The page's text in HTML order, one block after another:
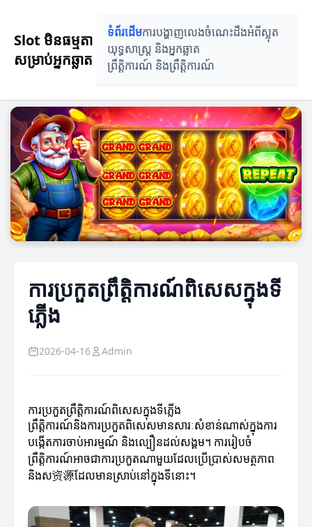
Slot មិនធម្មតា
សម្រាប់អ្នកឆ្លាត
ទំព័រដើមការបង្ហាញលេងចំណេះដឹងអំពីស្លុត
យុទ្ធសាស្ត្រ និងអ្នកឆ្លាត
ព្រឹត្តិការណ៍ និងព្រឹត្តិការណ៍
ការប្រកួតព្រឹត្តិការណ៍ពិសេសក្នុងទី
ភ្លើង
2026-04-16 Admin
ការប្រកួតព្រឹត្តិការណ៍ពិសេសក្នុងទីភ្លើង
ព្រឹត្តិការណ៍និងការប្រកួតពិសេសមានសារៈសំខាន់ណាស់ក្នុងការ
បង្កើតការចាប់អារម្មណ៍ និងល្បឿនដល់សង្គម។ ការរៀបចំ
ព្រឹត្តិការណ៍អាចជាការប្រកួតណាមួយដែលប្រើប្រាស់សមត្ថភាព
និងស资源ដែលមានស្រាប់នៅក្នុងទីនោះ។